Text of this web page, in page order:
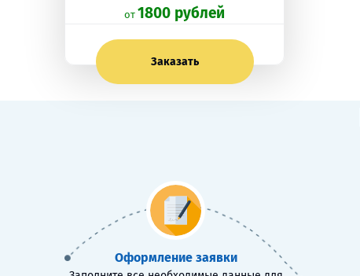
oт 1800 рублей
Заказать
Оформление заявки